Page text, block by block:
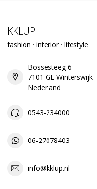
KKLUP
fashion · interior · lifestyle
Bossesteeg 6
7101 GE Winterswijk
Nederland
0543-234000
06-27078403
info@kklup.nl